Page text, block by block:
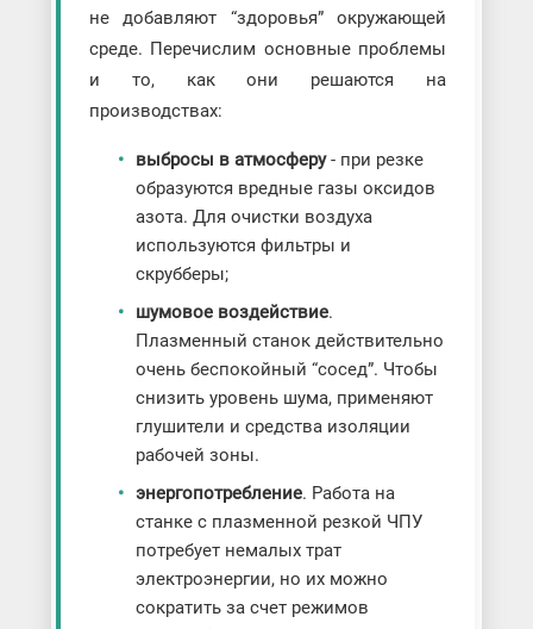
не добавляют “здоровья” окружающей
среде. Перечислим основные проблемы
и то, как они решаются на
производствах:
выбросы в атмосферу- при резке
образуются вредные газы оксидов
азота. Для очистки воздуха
используются фильтры и
скрубберы;
шумовое воздействие.
Плазменный станок действительно
очень беспокойный “сосед”. Чтобы
снизить уровень шума, применяют
глушители и средства изоляции
рабочей зоны.
энергопотребление. Работа на
станке с плазменной резкой ЧПУ
потребует немалых трат
электроэнергии, но их можно
сократить за счет режимов